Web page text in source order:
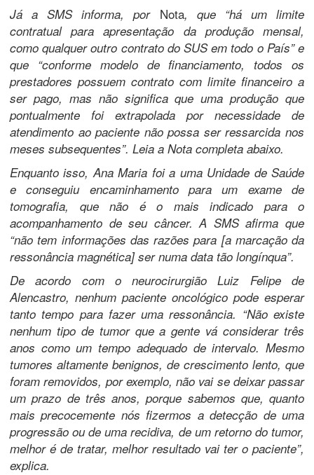
Já a SMS informa, por Nota, que “há um limite
contratual para apresentação da produção mensal,
como qualquer outro contrato do SUS em todo o País” e
que “conforme modelo de financiamento, todos os
prestadores possuem contrato com limite financeiro a
ser pago, mas não significa que uma produção que
pontualmente foi extrapolada por necessidade de
atendimento ao paciente não possa ser ressarcida nos
meses subsequentes”. Leia a Nota completa abaixo.
Enquanto isso, Ana Maria foi a uma Unidade de Saúde
e conseguiu encaminhamento para um exame de
tomografia, que não é o mais indicado para o
acompanhamento de seu câncer. A SMS afirma que
“não tem informações das razões para [a marcação da
ressonância magnética] ser numa data tão longínqua”.
De acordo com o neurocirurgião Luiz Felipe de
Alencastro, nenhum paciente oncológico pode esperar
tanto tempo para fazer uma ressonância. “Não existe
nenhum tipo de tumor que a gente vá considerar três
anos como um tempo adequado de intervalo. Mesmo
tumores altamente benignos, de crescimento lento, que
foram removidos, por exemplo, não vai se deixar passar
um prazo de três anos, porque sabemos que, quanto
mais precocemente nós fizermos a detecção de uma
progressão ou de uma recidiva, de um retorno do tumor,
melhor é de tratar, melhor resultado vai ter o paciente”,
explica.